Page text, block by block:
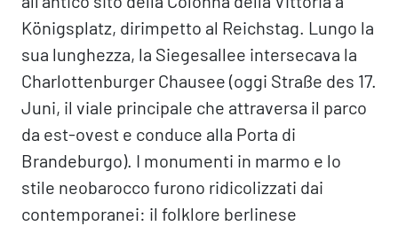
Königsplatz, dirimpetto al Reichstag. Lungo la
sua lunghezza, la Siegesallee intersecava la
Charlottenburger Chausee (oggi Straße des 17.
Juni, il viale principale che attraversa il parco
da est-ovest e conduce alla Porta di
Brandeburgo). I monumenti in marmo e lo
stile neobarocco furono ridicolizzati dai
contemporanei: il folklore berlinese